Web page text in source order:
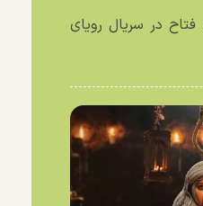
در سریال رویای